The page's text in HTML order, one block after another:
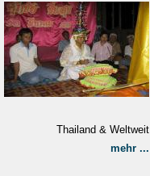
Thailand & Weltweit
mehr ...